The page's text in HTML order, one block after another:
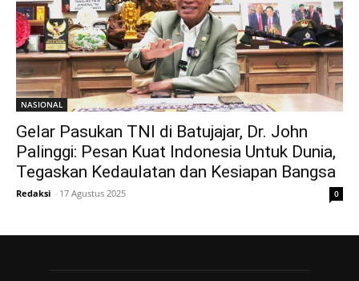
NASIONAL
Gelar Pasukan TNI di Batujajar, Dr. John
Palinggi: Pesan Kuat Indonesia Untuk Dunia,
Tegaskan Kedaulatan dan Kesiapan Bangsa
Redaksi - 17 Agustus 2025 0